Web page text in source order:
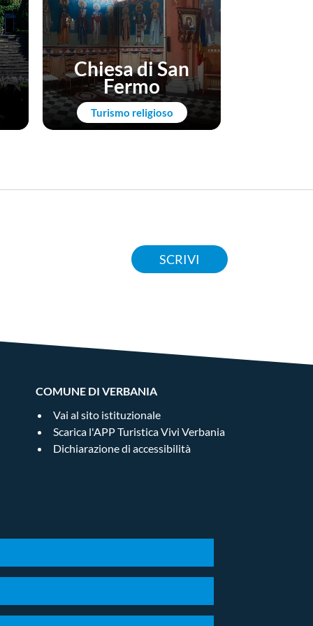
Turismo religioso
Chiesa di San
Fermo
SCRIVI
COMUNE DI VERBANIA
Vai al sito istituzionale
Scarica l'APP Turistica Vivi Verbania
Dichiarazione di accessibilità